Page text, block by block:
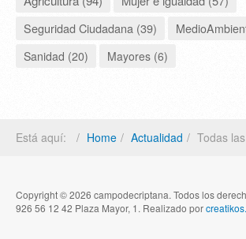
Seguridad Ciudadana (39)
Sanidad (20)
Mayores (6)
Está aquí: Home Actualidad Todas
Copyright © 2026 campodecriptana. Todos los
926 56 12 42 Plaza Mayor, 1. Realizado por